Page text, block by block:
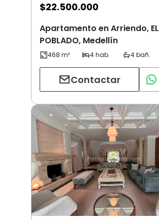
$22.500.000
Apartamento en Arriendo, EL
POBLADO, Medellín
Contactar